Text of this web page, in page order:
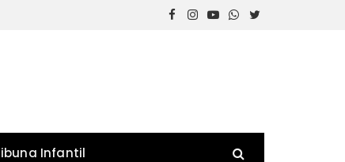
Facebook
Instagram
YouTube
WhatsApp
Twitter
Infantil